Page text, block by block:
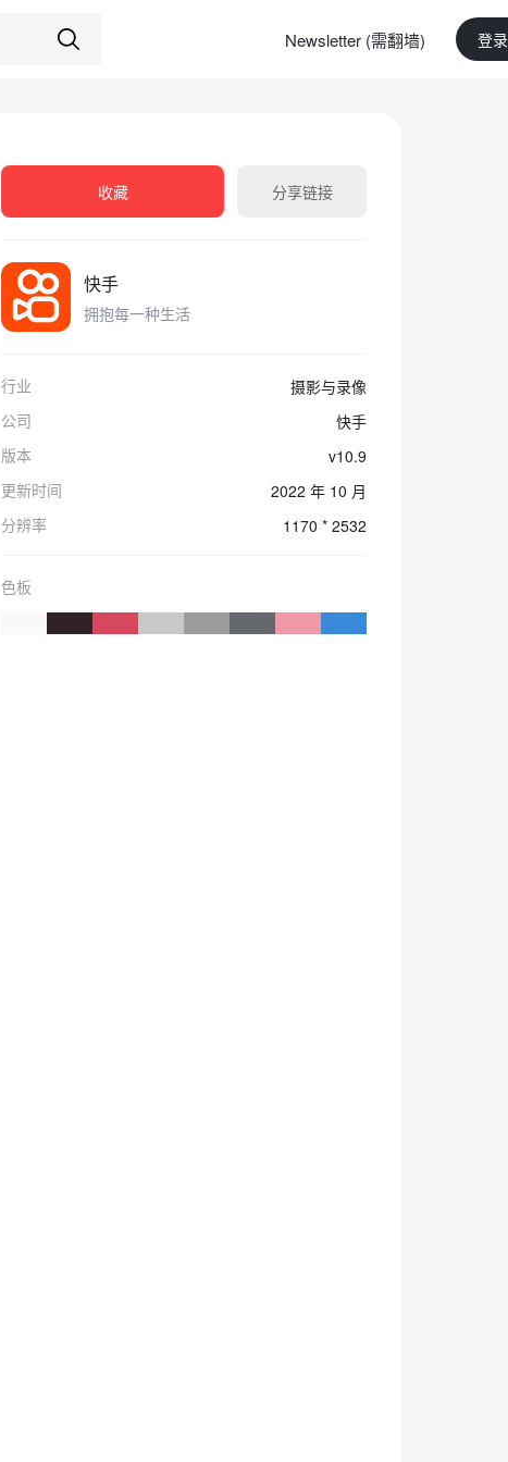
Newsletter (需翻墙) 登
收藏 分享链接
快手
拥抱每一种生活
行业
摄影与录像
公司
快手
版本
v10.9
更新时间
2022 年 10 月
分辨率
1170 * 2532
色板